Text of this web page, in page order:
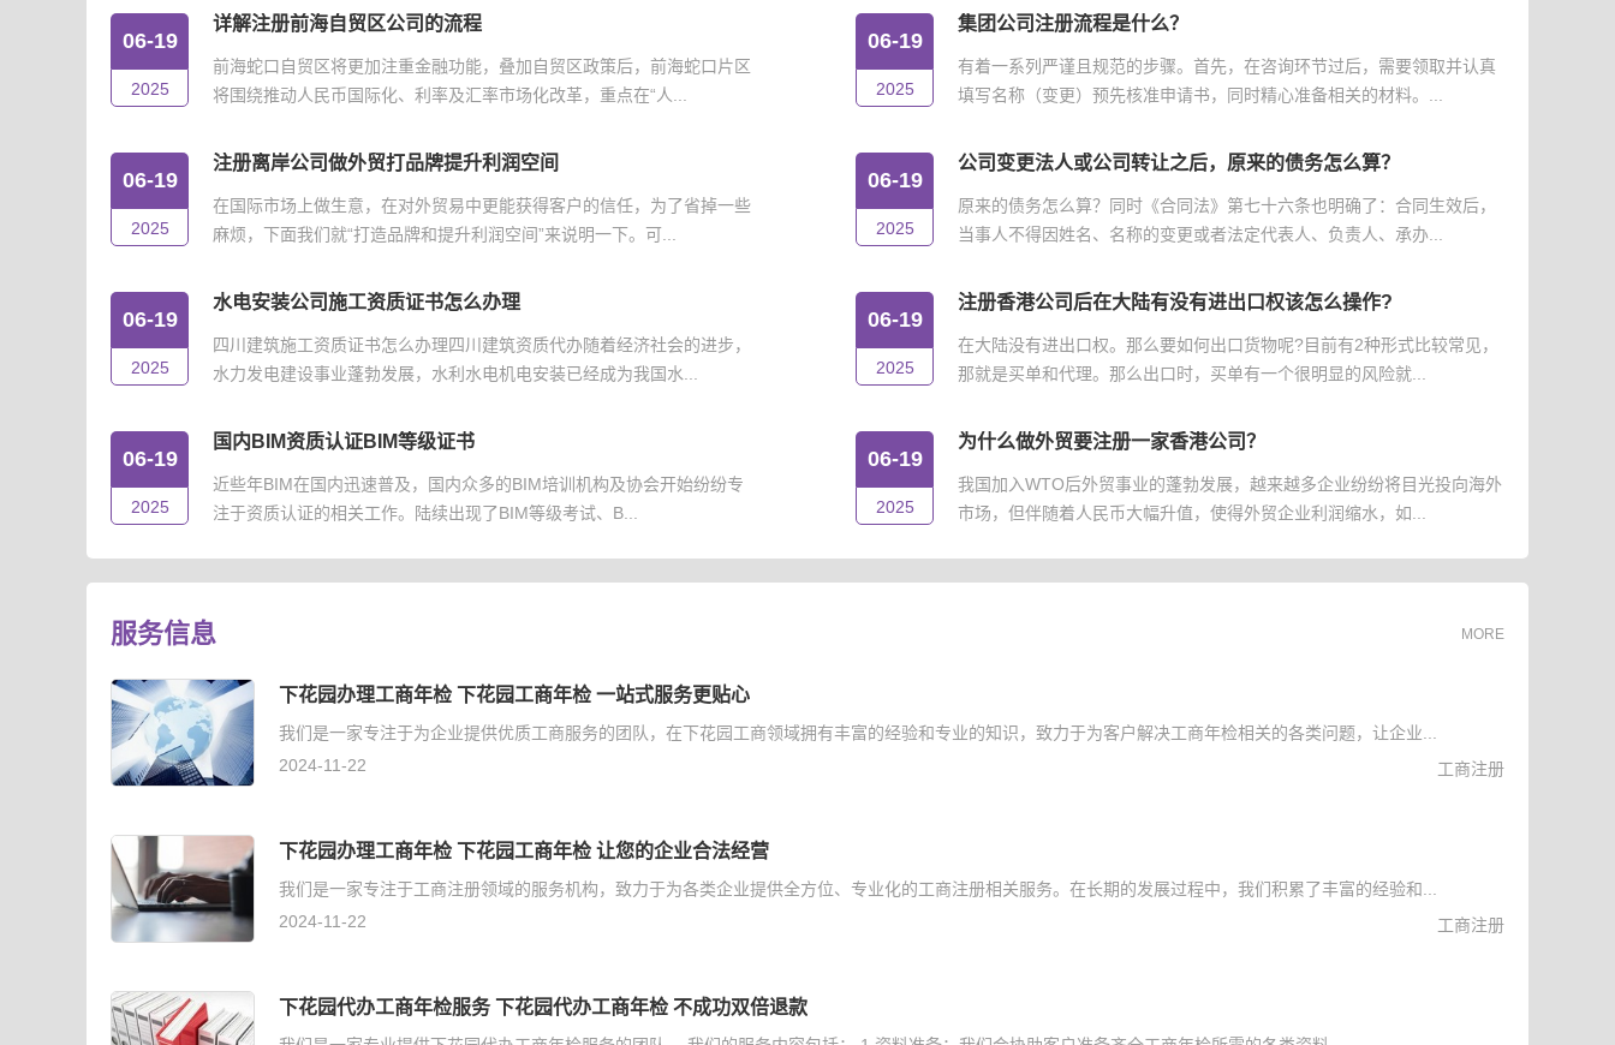
06-19
2025
详解注册前海自贸区公司的流程
前海蛇口自贸区将更加注重金融功能，叠加自贸区政策后，前海蛇口片区
将围绕推动人民币国际化、利率及汇率市场化改革，重点在“人...
06-19
2025
集团公司注册流程是什么？
有着一系列严谨且规范的步骤。首先，在咨询环节过后，需要领取并认真
填写名称（变更）预先核准申请书，同时精心准备相关的材料。...
06-19
2025
注册离岸公司做外贸打品牌提升利润空间
在国际市场上做生意，在对外贸易中更能获得客户的信任，为了省掉一些
麻烦，下面我们就“打造品牌和提升利润空间”来说明一下。可...
06-19
2025
公司变更法人或公司转让之后，原来的债务怎么算？
原来的债务怎么算？同时《合同法》第七十六条也明确了：合同生效后，
当事人不得因姓名、名称的变更或者法定代表人、负责人、承办...
06-19
2025
水电安装公司施工资质证书怎么办理
四川建筑施工资质证书怎么办理四川建筑资质代办随着经济社会的进步，
水力发电建设事业蓬勃发展，水利水电机电安装已经成为我国水...
06-19
2025
注册香港公司后在大陆有没有进出口权该怎么操作?
在大陆没有进出口权。那么要如何出口货物呢?目前有2种形式比较常见，
那就是买单和代理。那么出口时，买单有一个很明显的风险就...
06-19
2025
国内BIM资质认证BIM等级证书
近些年BIM在国内迅速普及，国内众多的BIM培训机构及协会开始纷纷专
注于资质认证的相关工作。陆续出现了BIM等级考试、B...
06-19
2025
为什么做外贸要注册一家香港公司？
我国加入WTO后外贸事业的蓬勃发展，越来越多企业纷纷将目光投向海外
市场，但伴随着人民币大幅升值，使得外贸企业利润缩水，如...
服务信息 MORE
下花园办理工商年检 下花园工商年检 一站式服务更贴心
我们是一家专注于为企业提供优质工商服务的团队，在下花园工商领域拥有丰富的经验和专业的知识，致力于为客户解决工商年检相关的各类问题，让企业...
2024-11-22
工商注册
下花园办理工商年检 下花园工商年检 让您的企业合法经营
我们是一家专注于工商注册领域的服务机构，致力于为各类企业提供全方位、专业化的工商注册相关服务。在长期的发展过程中，我们积累了丰富的经验和...
2024-11-22
工商注册
下花园代办工商年检服务 下花园代办工商年检 不成功双倍退款